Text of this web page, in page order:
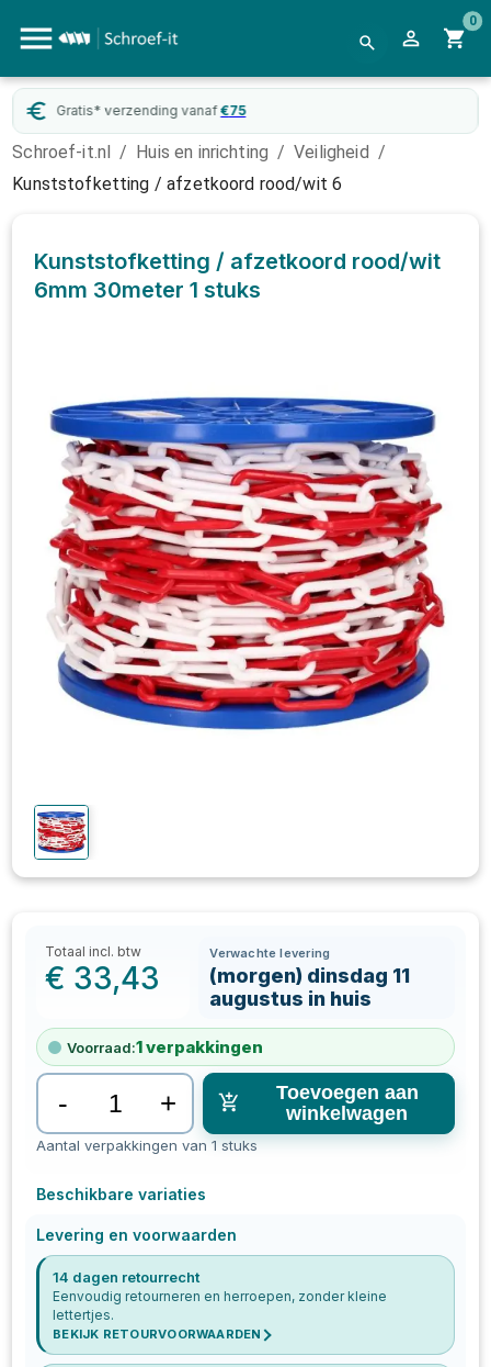
0
Gratis* verzending vanaf €75
Schroef-it.nl / Huis en inrichting / Veiligheid /
Kunststofketting / afzetkoord rood/wit 6
Kunststofketting / afzetkoord rood/wit
6mm 30meter 1 stuks
Totaal incl. btw
€ 33,43
Verwachte levering
(morgen) dinsdag 11
augustus in huis
Voorraad:1verpakkingen
- +
Toevoegen aan
winkelwagen
Aantal verpakkingen van 1 stuks
Beschikbare variaties
Levering en voorwaarden
14 dagen retourrecht
Eenvoudig retourneren en herroepen, zonder kleine
lettertjes.
BEKIJK RETOURVOORWAARDEN